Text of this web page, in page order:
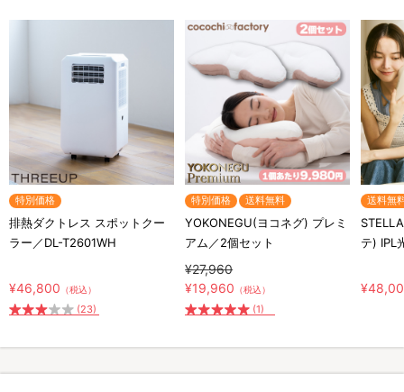
特別価格
排熱ダクトレス スポットクー
ラー／DL-T2601WH
¥46,800 （税込）
(23)
特別価格 送料無料
YOKONEGU(ヨコネグ) プレミ
アム／2個セット
¥27,960
¥19,960 （税込）
(1)
送料無
テ) IPL